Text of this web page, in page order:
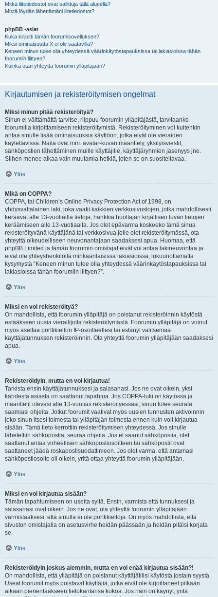
Mitkä liitetiedostot ovat sallittuja tällä alueella?
Mistä löydän lähettämäni liitetiedostot?
phpBB -asiat
Kuka kirjoitti tämän foorumisovelluksen?
Miksi ominaisuutta X ei ole saatavilla?
Keneen minun tulee olla yhteydessä väärinkäytöstapauksissa tai lakiasioissa tähän
foorumiin liittyen?
Kuinka otan yhteyttä foorumin ylläpitäjään?
Kirjautumisen ja rekisteröitymisen ongelmat
Miksi minun pitää rekisteröityä?
Sinun ei välttämättä tarvitse, riippuu foorumin ylläpitäjästä, tarvitaanko
foorumilla kirjoittamiseen rekisteröitymistä. Rekisteröityminen voi kuitenkin
antaa sinulle lisää ominaisuuksia käyttöön, jotka eivät ole vieraiden
käytettävissä. Näitä ovat mm. avatar-kuvan määrittely, yksityisviestit,
sähköpostien lähettäminen muille käyttäjille, käyttäjäryhmien jäsenyys jne.
Siihen menee aikaa vain muutamia hetkiä, joten se on suositeltavaa.
Ylös
Mikä on COPPA?
COPPA, tai Children’s Online Privacy Protection Act of 1998, on
yhdysvaltalainen laki, joka vaatii kaikkien verkkosivustojen, jotka mahdollisesti
keräävät alle 13-vuotiailta tietoja, hankkia huoltajan kirjallisen luvan tietojen
keräämiseen alle 13-vuotiaalta. Jos olet epävarma koskeeko tämä sinua
rekisteröityvänä käyttäjänä tai verkkosivua jolle olet rekisteröitymässä, ota
yhteyttä oikeudelliseen neuvonantajaan saadaksesi apua. Huomaa, että
phpBB Limited ja tämän foorumin omistajat eivät voi antaa lakineuvontaa ja
eivät ole yhteyshenkilöitä minkäänlaisissa lakiasioissa, lukuunottamatta
kysymystä “Keneen minun tulee olla yhteydessä väärinkäytöstapauksissa tai
lakiasioissa tähän foorumiin liittyen?”.
Ylös
Miksi en voi rekisteröityä?
On mahdollista, että foorumin ylläpitäjä on poistanut rekisteröinnin käytöstä
estääkseen uusia vierailijoita rekisteröitymästä. Foorumin ylläpitäjä on voinut
myös asettaa porttikiellon IP-osoitteellesi tai estänyt valitsemasi
käyttäjätunnuksen rekisteröinnin. Ota yhteyttä foorumin ylläpitäjään saadaksesi
apua.
Ylös
Rekisteröidyin, mutta en voi kirjautua!
Tarkista ensin käyttäjätunnuksesi ja salasanasi. Jos ne ovat oikein, yksi
kahdesta asiasta on saattanut tapahtua. Jos COPPA-tuki on käytössä ja
määrittelit olevasi alle 13-vuotias rekisteröityessäsi, sinun tulee seurata
saamiasi ohjeita. Jotkut foorumit vaativat myös uusien tunnusten aktivoinnin
joko sinun itsesi toimesta tai ylläpitäjän toimesta ennen kuin voit kirjautua
sisään. Tämä tieto kerrottiin rekisteröitymisen yhteydessä. Jos sinulle
lähetettiin sähköpostia, seuraa ohjeita. Jos et saanut sähköpostia, olet
saattanut antaa virheellisen sähköpostiosoitteen tai sähköpostit ovat
saattaneet jäädä roskapostisuodattimeen. Jos olet varma, että antamasi
sähköpostiosoite oli oikein, yritä ottaa yhteyttä foorumin ylläpitäjään.
Ylös
Miksi en voi kirjautua sisään?
Tämän tapahtumiseen on useita syitä. Ensin, varmista että tunnuksesi ja
salasanasi ovat oikein. Jos ne ovat, ota yhteyttä foorumin ylläpitäjään
varmistaaksesi, että sinulla ei ole porttikieltoja. On myös mahdollista, että
sivuston omistajalla on asetusvirhe heidän päässään ja heidän pitäisi korjata
se.
Ylös
Rekisteröidyin joskus aiemmin, mutta en voi enää kirjautua sisään?!
On mahdollista, että ylläpitäjä on poistanut käyttäjätilisi käytöstä jostain syystä.
Useat foorumit myös poistavat käyttäjiä, jotka eivät ole kirjoittaneet pitkään
aikaan pienentääkseen tietokantansa kokoa. Jos näin on käynyt, yritä